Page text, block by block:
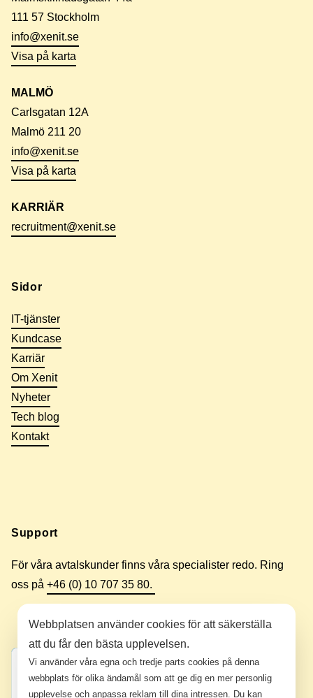
111 57 Stockholm
info@xenit.se
Visa på karta
MALMÖ
Carlsgatan 12A
Malmö 211 20
info@xenit.se
Visa på karta
KARRIÄR
recruitment@xenit.se
Sidor
IT-tjänster
Kundcase
Karriär
Om Xenit
Nyheter
Tech blog
Kontakt
Support
För våra avtalskunder finns våra specialister redo. Ring
oss på +46 (0) 10 707 35 80.
Webbplatsen använder cookies för att säkerställa
att du får den bästa upplevelsen.
Vi använder våra egna och tredje parts cookies på denna
webbplats för olika ändamål som att ge dig en mer personlig
upplevelse och anpassa reklam till dina intressen. Du kan